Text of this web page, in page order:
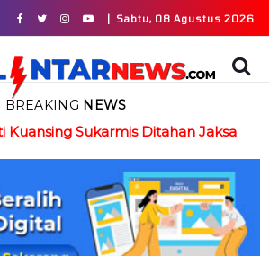
| Sabtu, 08 Agustus 2026
BREAKING NEWS
Kuansing Sukarmis Ditahan Jaksa